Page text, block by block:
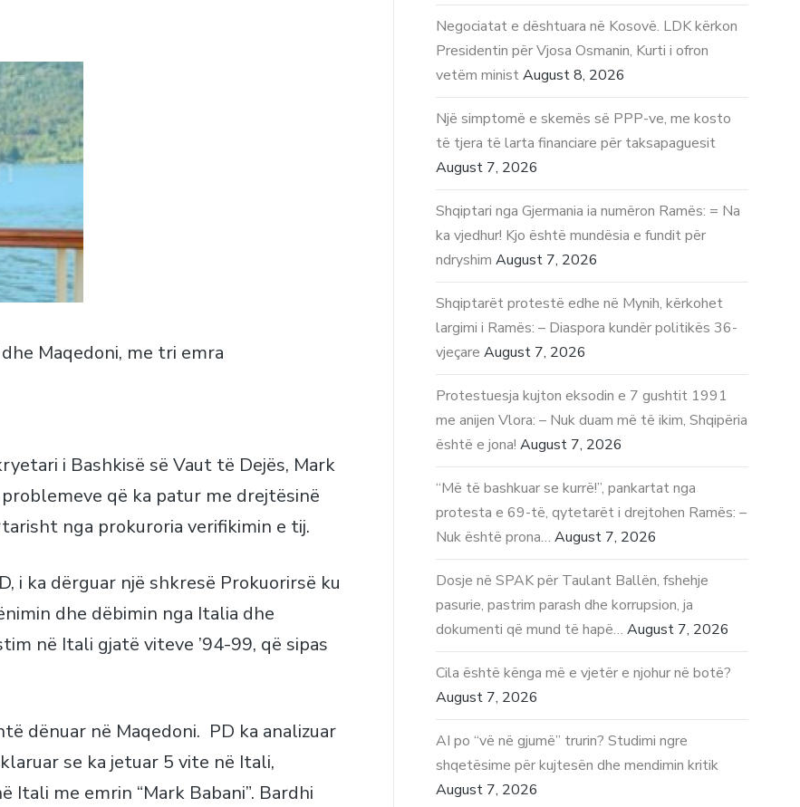
Maqedoni, me tri emra
i Bashkisë së Vaut të Dejës, Mark
që ka patur me drejtësinë
nga prokuroria verifikimin e tij.
i ka dërguar një shkresë Prokuorirsë ku
dhe dëbimin nga Italia dhe
në Itali gjatë viteve ’94-99, që sipas
dënuar në Maqedoni. PD ka analizuar
se ka jetuar 5 vite në Itali,
Itali me emrin “Mark Babani”. Bardhi
Negociatat e dështuara në Kosovë. LDK kërkon
Presidentin për Vjosa Osmanin, Kurti i ofron
vetëm minist August 8, 2026
Një simptomë e skemës së PPP-ve, me kosto
të tjera të larta financiare për taksapaguesit
August 7, 2026
Shqiptari nga Gjermania ia numëron Ramës: = Na
ka vjedhur! Kjo është mundësia e fundit për
ndryshim August 7, 2026
Shqiptarët protestë edhe në Mynih, kërkohet
largimi i Ramës: – Diaspora kundër politikës 36-
vjeçare August 7, 2026
Protestuesja kujton eksodin e 7 gushtit 1991
me anijen Vlora: – Nuk duam më të ikim, Shqipëria
është e jona! August 7, 2026
“Më të bashkuar se kurrë!”, pankartat nga
protesta e 69-të, qytetarët i drejtohen Ramës: –
Nuk është prona… August 7, 2026
Dosje në SPAK për Taulant Ballën, fshehje
pasurie, pastrim parash dhe korrupsion, ja
dokumenti që mund të hapë… August 7, 2026
Cila është kënga më e vjetër e njohur në botë?
August 7, 2026
AI po “vë në gjumë” trurin? Studimi ngre
shqetësime për kujtesën dhe mendimin kritik
August 7, 2026